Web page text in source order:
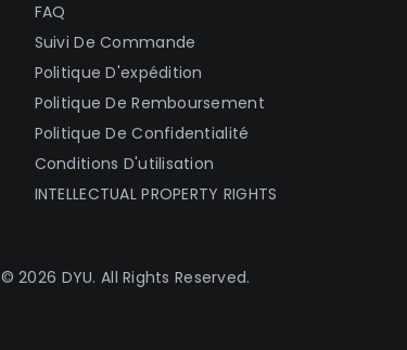
FAQ
Suivi De Commande
Politique D'expédition
Politique De Remboursement
Politique De Confidentialité
Conditions D'utilisation
INTELLECTUAL PROPERTY RIGHTS
© 2026 DYU. All Rights Reserved.